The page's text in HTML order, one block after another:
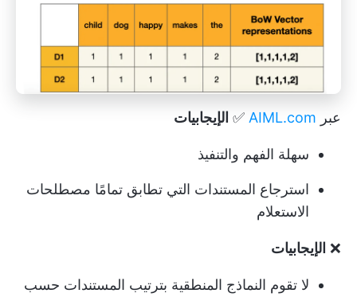
عبر AIML.com
✅ الإيجابيات
سهلة الفهم والتنفيذ
استرجاع المستندات التي تطابق تمامًا مصطلحات
الاستعلام
❌ الإيجابيات
لا تقوم النماذج المنطقية بترتيب المستندات حسب